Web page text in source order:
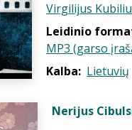
Virgilijus
Leidinio
MP3 (garso
Kalba: Lietuvių
Nerijus